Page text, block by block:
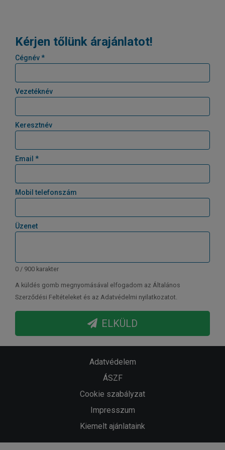
Kérjen tőlünk árajánlatot!
Cégnév *
Vezetéknév
Keresztnév
Email *
Mobil telefonszám
Üzenet
0 / 900 karakter
A küldés gomb megnyomásával elfogadom az Általános
Szerződési Feltételeket és az Adatvédelmi nyilatkozatot.
ELKÜLD
Adatvédelem
ÁSZF
Cookie szabályzat
Impresszum
Kiemelt ajánlataink